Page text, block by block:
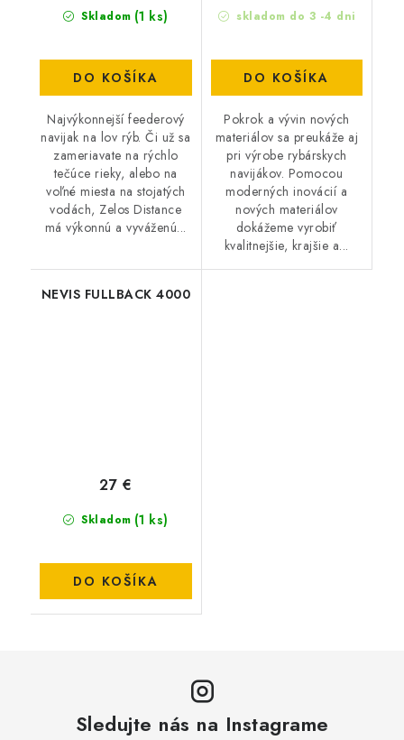
Skladom (1 ks)
DO KOŠÍKA
Najvýkonnejší feederový
navijak na lov rýb. Či už sa
zameriavate na rýchlo
tečúce rieky, alebo na
voľné miesta na stojatých
vodách, Zelos Distance
má výkonnú a vyváženú...
skladom do 3 -4 dni
DO KOŠÍKA
Pokrok a vývin nových
materiálov sa preukáže aj
pri výrobe rybárskych
navijákov. Pomocou
moderných inovácií a
nových materiálov
dokážeme vyrobiť
kvalitnejšie, krajšie a...
NEVIS FULLBACK 4000
Skladom (1 ks)
27 €
DO KOŠÍKA
Sledujte nás na Instagrame